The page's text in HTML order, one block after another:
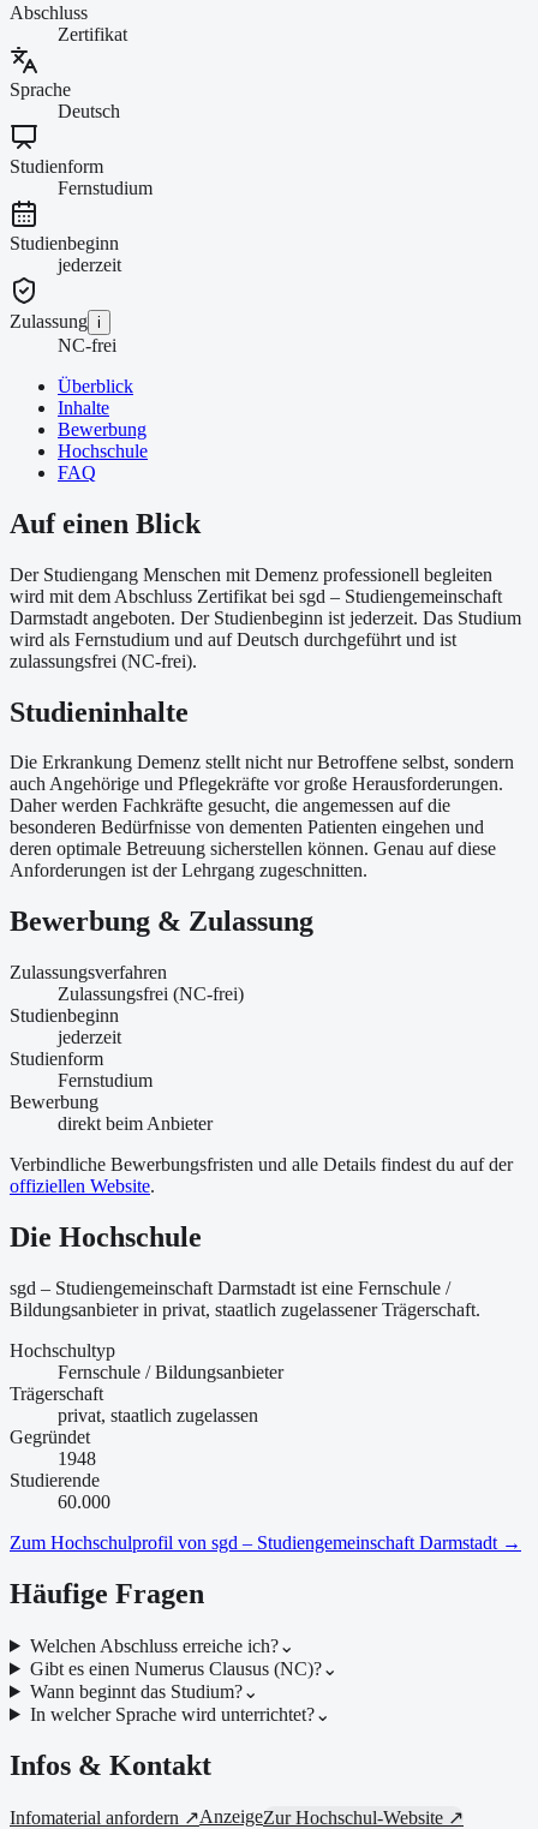
Abschluss
Zertifikat
Sprache
Deutsch
Studienform
Fernstudium
Studienbeginn
jederzeit
Zulassung i
NC-frei
Überblick
Inhalte
Bewerbung
Hochschule
FAQ
Auf einen Blick
Der Studiengang Menschen mit Demenz professionell begleiten
wird mit dem Abschluss Zertifikat bei sgd – Studiengemeinschaft
Darmstadt angeboten. Der Studienbeginn ist jederzeit. Das Studium
wird als Fernstudium und auf Deutsch durchgeführt und ist
zulassungsfrei (NC-frei).
Studieninhalte
Die Erkrankung Demenz stellt nicht nur Betroffene selbst, sondern
auch Angehörige und Pflegekräfte vor große Herausforderungen.
Daher werden Fachkräfte gesucht, die angemessen auf die
besonderen Bedürfnisse von dementen Patienten eingehen und
deren optimale Betreuung sicherstellen können. Genau auf diese
Anforderungen ist der Lehrgang zugeschnitten.
Bewerbung & Zulassung
Zulassungsverfahren
Zulassungsfrei (NC-frei)
Studienbeginn
jederzeit
Studienform
Fernstudium
Bewerbung
direkt beim Anbieter
Verbindliche Bewerbungsfristen und alle Details findest du auf der
offiziellen Website.
Die Hochschule
sgd – Studiengemeinschaft Darmstadt ist eine Fernschule /
Bildungsanbieterin privat, staatlich zugelassener Trägerschaft.
Hochschultyp
Fernschule / Bildungsanbieter
Trägerschaft
privat, staatlich zugelassen
Gegründet
1948
Studierende
60.000
Zum Hochschulprofil von sgd – Studiengemeinschaft Darmstadt →
Häufige Fragen
Welchen Abschluss erreiche ich?⌄
Gibt es einen Numerus Clausus (NC)?⌄
Wann beginnt das Studium?⌄
In welcher Sprache wird unterrichtet?⌄
Infos & Kontakt
Infomaterial anfordern ↗AnzeigeZur Hochschul-Website ↗